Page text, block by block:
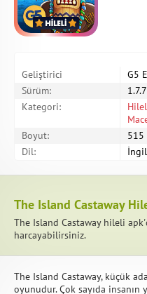
Geliştirici
G5
Sürüm:
Kategori:
Boyut:
515
Dil:
The Island Castaway
The Island Castaway hileli
harcayabilirsiniz.
The Island Castaway, küçük
oyunudur. Çok sayıda insanın